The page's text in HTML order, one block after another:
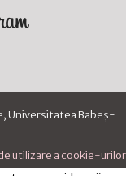
Universitatea Babeș-
utilizare a cookie-urilor